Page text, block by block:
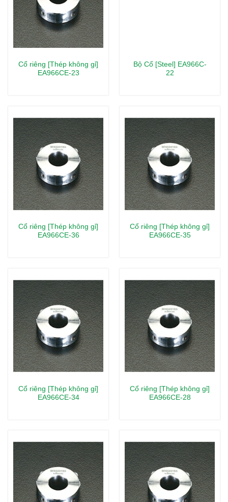
Cổ riêng [Thép không gỉ]
EA966CE-23
Bộ Cổ [Steel] EA966C-
22
Cổ riêng [Thép không gỉ]
EA966CE-36
Cổ riêng [Thép không gỉ]
EA966CE-35
Cổ riêng [Thép không gỉ]
EA966CE-34
Cổ riêng [Thép không gỉ]
EA966CE-28